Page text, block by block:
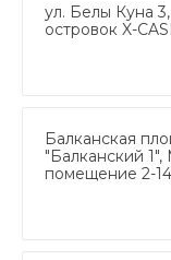
ул. Белы Куна
островок X-
Балканская
"Балканский 1",
помещение 2-14